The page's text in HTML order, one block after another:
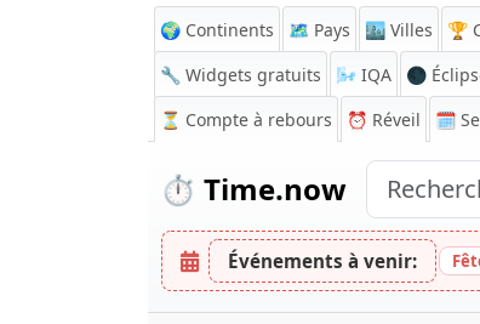
🌍 Continents 🗺️ Pays 🏙️ Villes 🏆
🔧 Widgets gratuits
🌬️ IQA 🌑
⏳ Compte à rebours ⏰ Réveil 🗓️
⏱️ Time.now
Événements à venir: